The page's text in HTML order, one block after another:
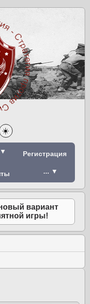
☀️
Регистрация
... ▼
вариант
игры!